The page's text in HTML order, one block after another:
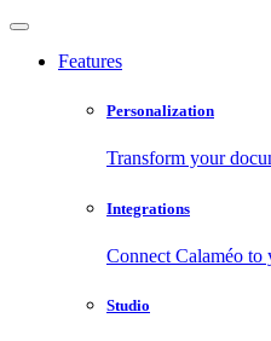
Features
Personalization
Transform your
Integrations
Connect Calaméo
Studio